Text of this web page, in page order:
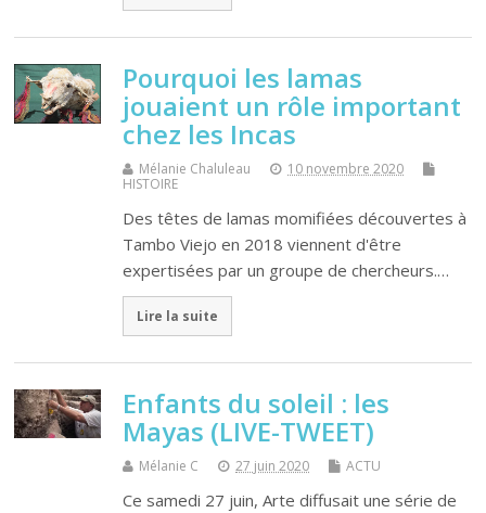
Pourquoi les lamas
jouaient un rôle important
chez les Incas
Mélanie Chaluleau
10 novembre 2020
HISTOIRE
Des têtes de lamas momifiées découvertes à
Tambo Viejo en 2018 viennent d'être
expertisées par un groupe de chercheurs.…
Lire la suite
Enfants du soleil : les
Mayas (LIVE-TWEET)
Mélanie C 27 juin 2020 ACTU
Ce samedi 27 juin, Arte diffusait une série de